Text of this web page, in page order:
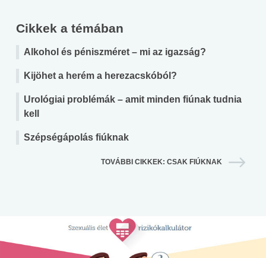
Cikkek a témában
Alkohol és péniszméret – mi az igazság?
Kijöhet a herém a herezacskóból?
Urológiai problémák – amit minden fiúnak tudnia
kell
Szépségápolás fiúknak
TOVÁBBI CIKKEK: CSAK FIÚKNAK